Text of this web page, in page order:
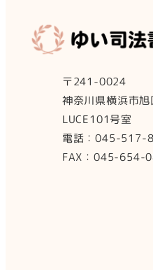
〒241-0024
神奈川県横浜市
LUCE101号室
電話：045-517-
FAX：045-654-